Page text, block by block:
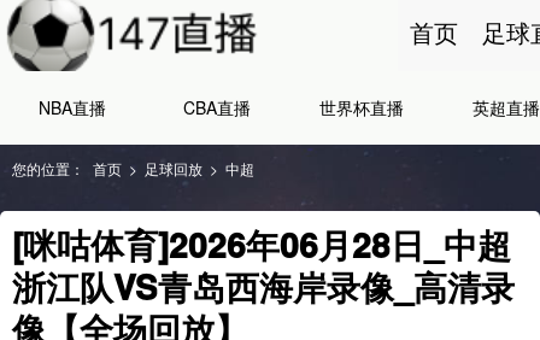
首页 足球
NBA直播 CBA直播 世界杯直播 英超直播
您的位置： 首页 > 足球回放 > 中超
[咪咕体育]2026年06月28日_中超
浙江队VS青岛西海岸录像_高清录
像【全场回放】